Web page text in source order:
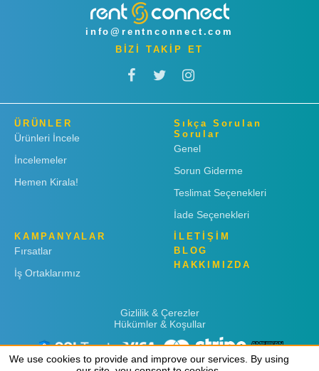
info@rentnconnect.com
BİZİ TAKİP ET
ÜRÜNLER
Ürünleri İncele
İncelemeler
Hemen Kirala!
Sıkça Sorulan
Sorular
Genel
Sorun Giderme
Teslimat Seçenekleri
İade Seçenekleri
KAMPANYALAR
Fırsatlar
İş Ortaklarımız
İLETİŞİM
BLOG
HAKKIMIZDA
Gizlilik & Çerezler
Hükümler & Koşullar
We use cookies to provide and improve our services. By using
We use cookies to provide and improve our services. By using